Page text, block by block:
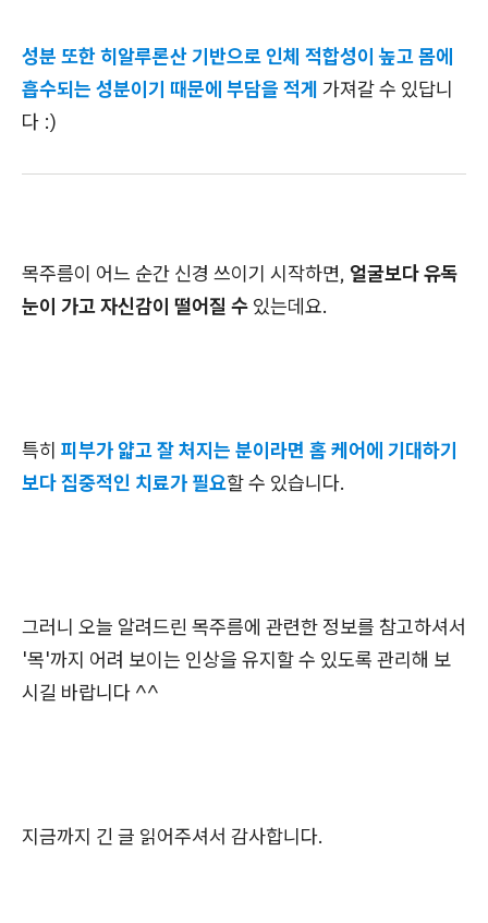
성분 또한 히알루론산 기반으로 인체 적합성이 높고 몸에
흡수되는 성분이기 때문에 부담을 적게 가져갈 수 있답니
다 :)
목주름이 어느 순간 신경 쓰이기 시작하면, 얼굴보다 유독
눈이 가고 자신감이 떨어질 수 있는데요.
특히 피부가 얇고 잘 처지는 분이라면 홈 케어에 기대하기
보다 집중적인 치료가 필요할 수 있습니다.
그러니 오늘 알려드린 목주름에 관련한 정보를 참고하셔서
'목'까지 어려 보이는 인상을 유지할 수 있도록 관리해 보
시길 바랍니다 ^^
지금까지 긴 글 읽어주셔서 감사합니다.